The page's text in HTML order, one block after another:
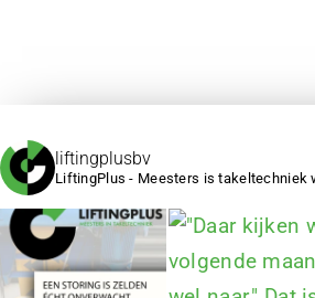
liftingplusbv
LiftingPlus - Meesters is takeltechniek